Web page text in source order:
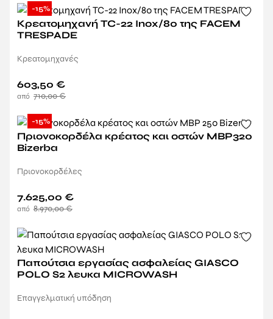
-15%
Κρεατομηχανή TC-22 Inox/80 της FACEM
TRESPADE
Κρεατομηχανές
710,00€
603,50 €
-15%
Πριονοκορδέλα κρέατος και οστών MBP320
Bizerba
Πριονοκορδέλες
8.970,00€
7.625,00 €
Παπούτσια εργασίας ασφαλείας GIASCO
POLO S2 λευκα MICROWASH
Επαγγελματική υπόδηση